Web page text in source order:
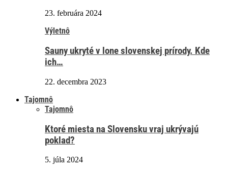
23. februára 2024
Výletnô
Sauny ukryté v lone slovenskej prírody. Kde
ich…
22. decembra 2023
Tajomnô
Tajomnô
Ktoré miesta na Slovensku vraj ukrývajú
poklad?
5. júla 2024